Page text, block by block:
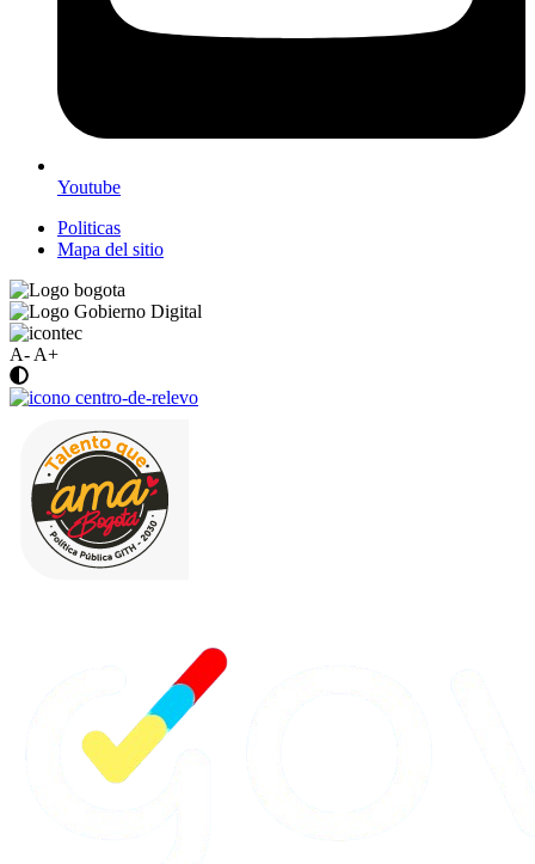
Youtube
Politicas
Mapa del sitio
A- A+